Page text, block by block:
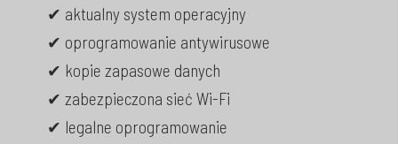
✔ aktualny system operacyjny
✔ oprogramowanie antywirusowe
✔ kopie zapasowe danych
✔ zabezpieczona sieć Wi-Fi
✔ legalne oprogramowanie